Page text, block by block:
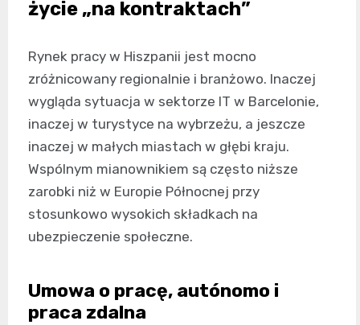
życie „na kontraktach”
Rynek pracy w Hiszpanii jest mocno
zróżnicowany regionalnie i branżowo. Inaczej
wygląda sytuacja w sektorze IT w Barcelonie,
inaczej w turystyce na wybrzeżu, a jeszcze
inaczej w małych miastach w głębi kraju.
Wspólnym mianownikiem są często niższe
zarobki niż w Europie Północnej przy
stosunkowo wysokich składkach na
ubezpieczenie społeczne.
Umowa o pracę, autónomo i
praca zdalna